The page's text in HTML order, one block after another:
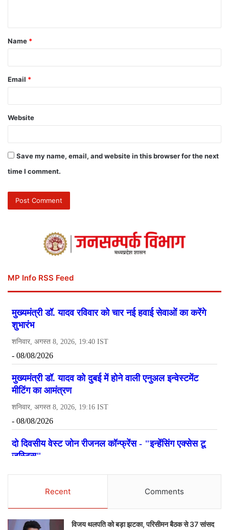
Name *
Email *
Website
Save my name, email, and website in this browser for the next
time I comment.
MP Info RSS Feed
Recent Comments
विजय थलपति को बड़ा झटका, परिसीमन बैठक से 37 सांसद